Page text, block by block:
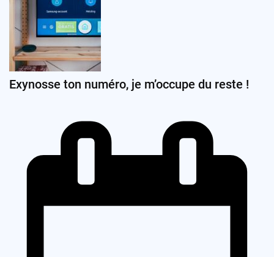
Exynosse ton numéro, je m’occupe du reste !